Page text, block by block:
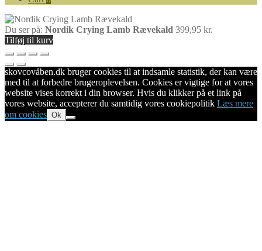
Du ser på: Nordik Crying Lamb Rævekald 399,95 kr.
Tilføj til kurv
skovcovåben.dk bruger cookies til at indsamle statistik, der kan være
med til at forbedre brugeroplevelsen. Cookies er vigtige for at vores
website vises korrekt i din browser. Hvis du klikker på et link på
vores website, accepterer du samtidig vores cookiepolitik Læs mere
om cookies Ok